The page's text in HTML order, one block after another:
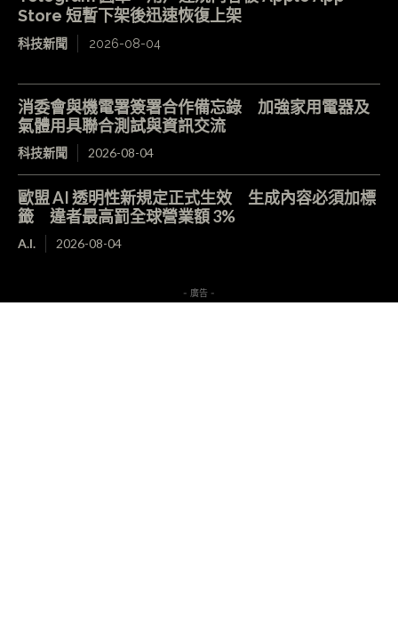
Store 短暫下架後迅速恢復上架
科技新聞 2026-08-04
消委會與機電署簽署合作備忘錄 加強家用電器及
氣體用具聯合測試與資訊交流
科技新聞 2026-08-04
歐盟 AI 透明性新規定正式生效 生成內容必須加標
籤 違者最高罰全球營業額 3%
A.I. 2026-08-04
- 廣告 -